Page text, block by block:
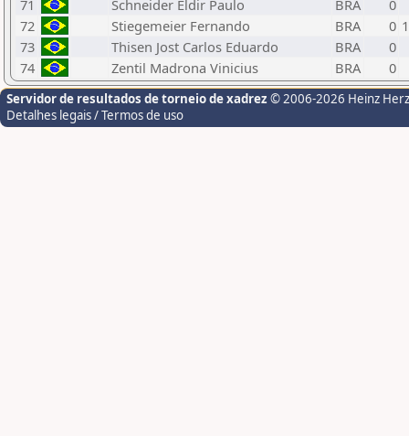
71 Schneider Eldir Paulo BRA
0
72
Stiegemeier Fernando BRA 0
73
Thisen Jost Carlos Eduardo BRA
0
74
Zentil Madrona Vinicius BRA 0
Servidor de resultados de torneio de xadrez © 2006-2026 Heinz
Detalhes legais / Termos de uso